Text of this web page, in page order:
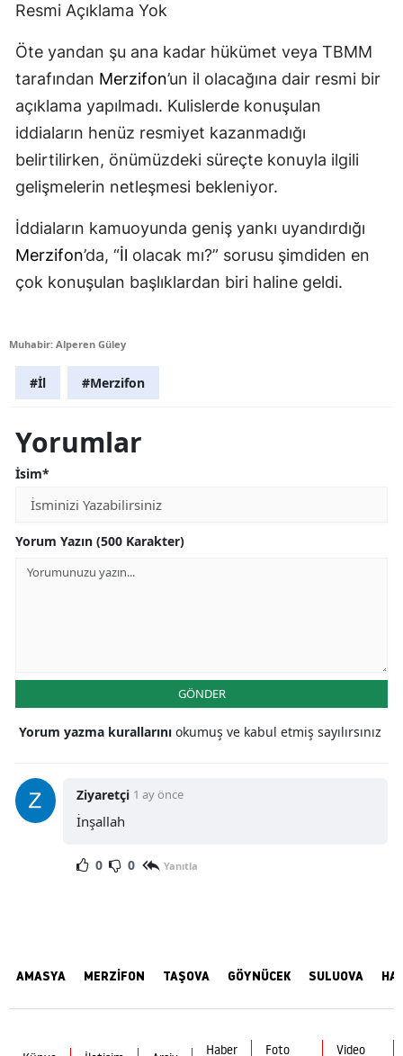
Resmi Açıklama Yok
Öte yandan şu ana kadar hükümet veya TBMM
tarafından Merzifon’un il olacağına dair resmi bir
açıklama yapılmadı. Kulislerde konuşulan
iddiaların henüz resmiyet kazanmadığı
belirtilirken, önümüzdeki süreçte konuyla ilgili
gelişmelerin netleşmesi bekleniyor.
İddiaların kamuoyunda geniş yankı uyandırdığı
Merzifon’da, “İl olacak mı?” sorusu şimdiden en
çok konuşulan başlıklardan biri haline geldi.
Muhabir: Alperen Güley
#İl #Merzifon
Yorumlar
İsim*
Yorum Yazın (500 Karakter)
GÖNDER
Yorum yazma kurallarını okumuş ve kabul etmiş sayılırsınız
Ziyaretçi 1 ay önce
İnşallah
0 0 Yanıtla
AMASYA MERZİFON TAŞOVA GÖYNÜCEK SULUOVA
Haber Foto Video